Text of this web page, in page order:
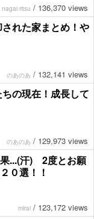
nagai ritsu / 136,370 views
れた家まとめ！や
のあのあ / 132,141 views
の現在！成長して
のあのあ / 129,973 views
...(汗) 2度とお願
０選！！
mirai / 123,172 views